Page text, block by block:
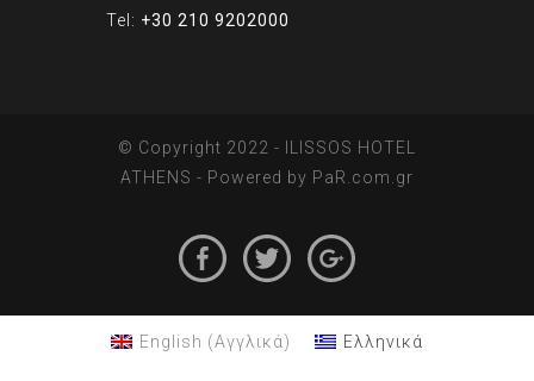
Tel: +30 210 9202000
© Copyright 2022 - ILISSOS HOTEL
ATHENS - Powered by PaR.com.gr
English (Αγγλικά) Ελληνικά